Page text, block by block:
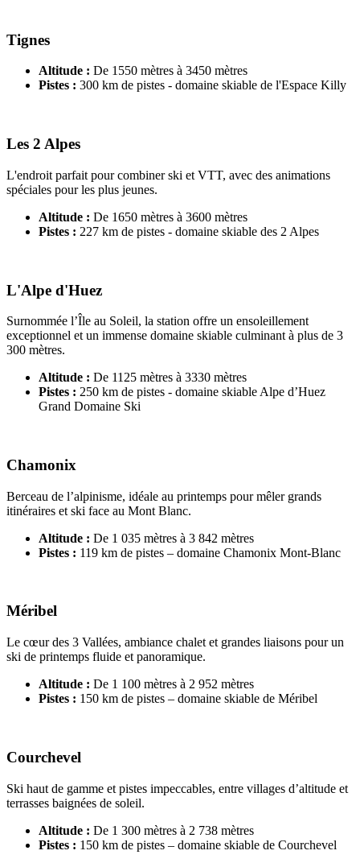
Tignes
Altitude : De 1550 mètres à 3450 mètres
Pistes : 300 km de pistes - domaine skiable de l'Espace Killy
Les 2 Alpes
L'endroit parfait pour combiner ski et VTT, avec des animations
spéciales pour les plus jeunes.
Altitude : De 1650 mètres à 3600 mètres
Pistes : 227 km de pistes - domaine skiable des 2 Alpes
L'Alpe d'Huez
Surnommée l’Île au Soleil, la station offre un ensoleillement
exceptionnel et un immense domaine skiable culminant à plus de 3
300 mètres.
Altitude : De 1125 mètres à 3330 mètres
Pistes : 250 km de pistes - domaine skiable Alpe d’Huez
Grand Domaine Ski
Chamonix
Berceau de l’alpinisme, idéale au printemps pour mêler grands
itinéraires et ski face au Mont Blanc.
Altitude : De 1 035 mètres à 3 842 mètres
Pistes : 119 km de pistes – domaine Chamonix Mont-Blanc
Méribel
Le cœur des 3 Vallées, ambiance chalet et grandes liaisons pour un
ski de printemps fluide et panoramique.
Altitude : De 1 100 mètres à 2 952 mètres
Pistes : 150 km de pistes – domaine skiable de Méribel
Courchevel
Ski haut de gamme et pistes impeccables, entre villages d’altitude et
terrasses baignées de soleil.
Altitude : De 1 300 mètres à 2 738 mètres
Pistes : 150 km de pistes – domaine skiable de Courchevel